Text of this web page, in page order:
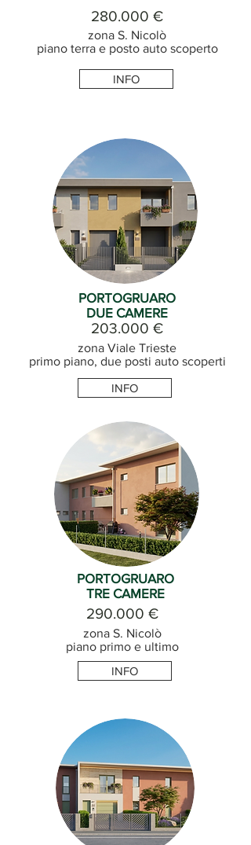
280.000 €
zona S. Nicolò
piano terra e posto auto scoperto
INFO
PORTOGRUARO
DUE CAMERE
203.000 €
zona Viale Trieste
primo piano, due posti auto scoperti
INFO
PORTOGRUARO
TRE CAMERE
290.000 €
zona S. Nicolò
piano primo e ultimo
INFO